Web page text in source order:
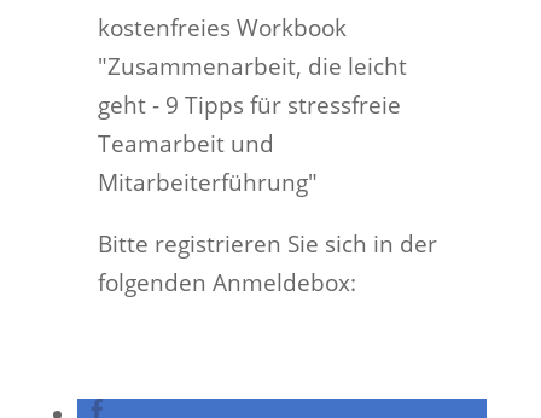
kostenfreies Workbook
"Zusammenarbeit, die leicht
geht - 9 Tipps für stressfreie
Teamarbeit und
Mitarbeiterführung"
Bitte registrieren Sie sich in der
folgenden Anmeldebox: